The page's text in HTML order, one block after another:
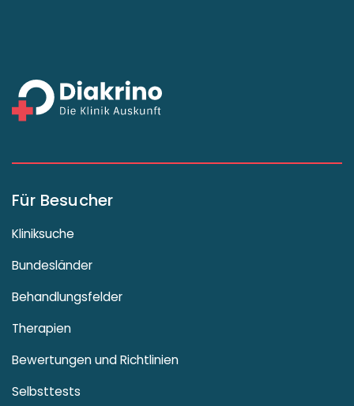
Für Besucher
Kliniksuche
Bundesländer
Behandlungsfelder
Therapien
Bewertungen und Richtlinien
Selbsttests